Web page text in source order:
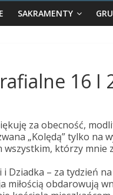
SAKRAMENTY
16 I
za obecność,
„Kolędą” tylko na
wszystkim, którzy
Dziadka – za tydzień
miłością obdarowują